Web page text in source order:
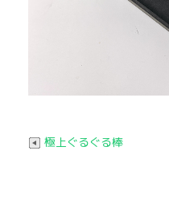
極上ぐるぐる棒